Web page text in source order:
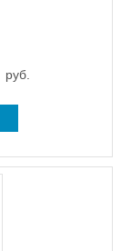
руб.